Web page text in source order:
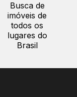
Busca de
imóveis de
todos os
lugares do
Brasil